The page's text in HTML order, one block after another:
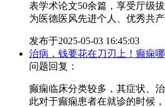
表学术论文50余篇，享受厅级
为医德医风先进个人、优秀共
发布于2025-05-03 16:45:03
治病，钱要花在刀刃上！癫痫
问题回复：
癫痫临床分类较多，其症状、
此对于癫痫患者在就诊的时候